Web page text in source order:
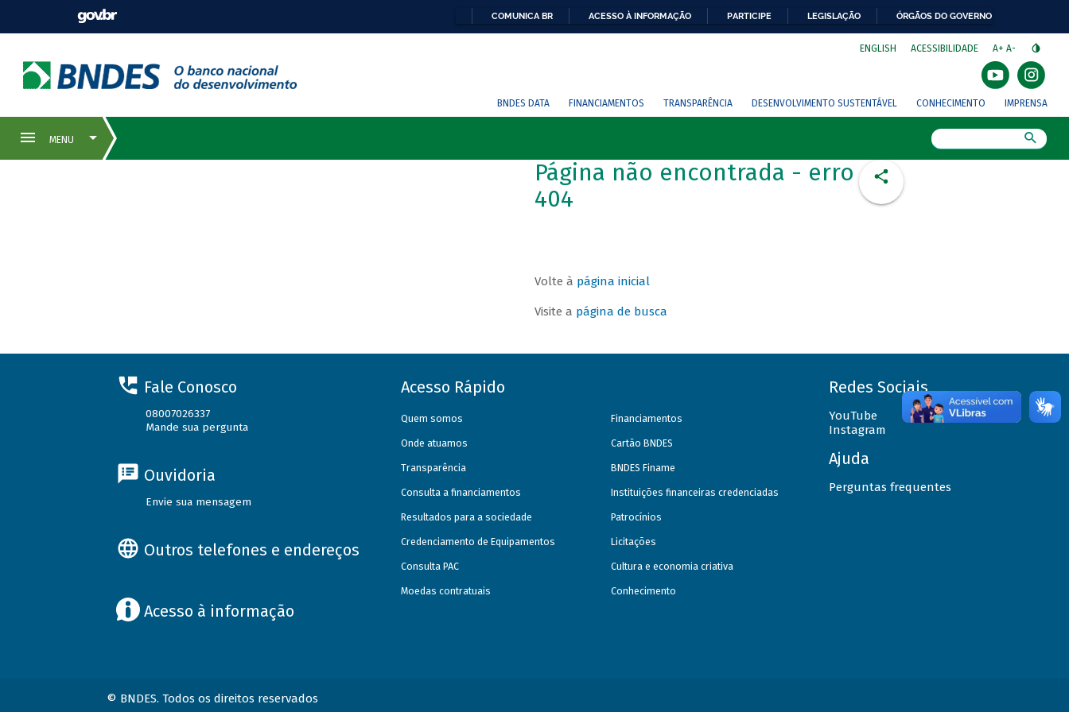
COMUNICA BR ACESSO À INFORMAÇÃO PARTICIPE LEGISLAÇÃO ÓRGÃOS DO GOVERNO
ENGLISH ACESSIBILIDADE A+ A-
BNDES DATA FINANCIAMENTOS TRANSPARÊNCIA DESENVOLVIMENTO SUSTENTÁVEL CONHECIMENTO IMPRENSA
Página não encontrada - erro
404
Volte à página inicial
Visite a página de busca
Fale Conosco
08007026337
Mande sua pergunta
Ouvidoria
Envie sua mensagem
Outros telefones e endereços
Acesso à informação
Acesso Rápido
Quem somos
Onde atuamos
Transparência
Consulta a financiamentos
Resultados para a sociedade
Credenciamento de Equipamentos
Consulta PAC
Moedas contratuais
Financiamentos
Cartão BNDES
BNDES Finame
Instituições financeiras credenciadas
Patrocínios
Licitações
Cultura e economia criativa
Conhecimento
Redes Sociais
YouTube
Instagram
Ajuda
Perguntas frequentes
© BNDES. Todos os direitos reservados